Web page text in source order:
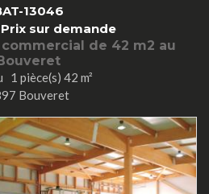
13046
Prix sur demande
de 42 m2 au
1 pièce(s) 42 m²
Bouveret